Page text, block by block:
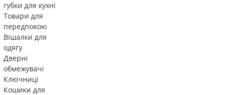
губки для кухні
Товари для
передпокою
Вішалки для
одягу
Дверні
обмежувачі
Ключниці
Кошики для